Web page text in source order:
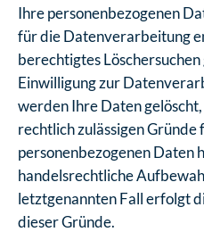
Ihre personenbezogenen
für die Datenverarbeitung
berechtigtes
Einwilligung zur
werden Ihre Daten
rechtlich zulässigen
personenbezogenen Daten
handelsrechtliche
letztgenannten Fall erfolgt
dieser Gründe.